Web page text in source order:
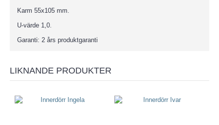
Karm 55x105 mm.
U-värde 1,0.
Garanti: 2 års produktgaranti
LIKNANDE PRODUKTER